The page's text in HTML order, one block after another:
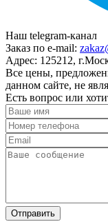
Наш telegram-канал
Заказ по e-mail:
Адрес: 125212,
Все цены,
данном сайте, не
Есть вопрос или